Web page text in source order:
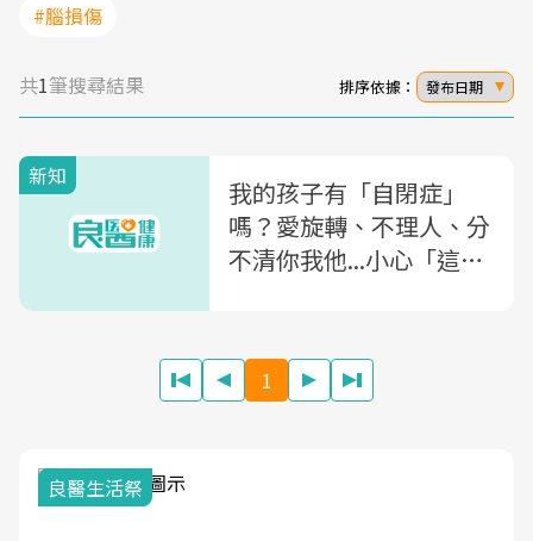
#腦損傷
共1筆搜尋結果 排序依據： 發布日期
新知
我的孩子有「自閉症」
嗎？愛旋轉、不理人、分
不清你我他...小心「這3
1